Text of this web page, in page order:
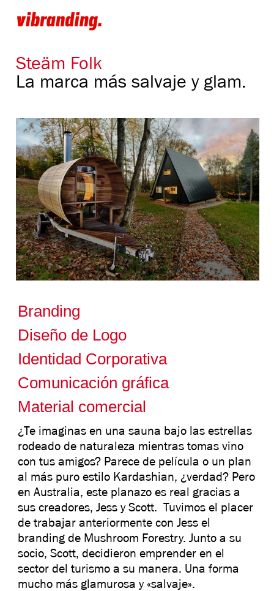
Steäm Folk
La marca más salvaje y glam.
Branding
Diseño de Logo
Identidad Corporativa
Comunicación gráfica
Material comercial
¿Te imaginas en una sauna bajo las estrellas
rodeado de naturaleza mientras tomas vino
con tus amigos? Parece de película o un plan
al más puro estilo Kardashian, ¿verdad? Pero
en Australia, este planazo es real gracias a
sus creadores, Jess y Scott. Tuvimos el placer
de trabajar anteriormente con Jess el
branding de Mushroom Forestry. Junto a su
socio, Scott, decidieron emprender en el
sector del turismo a su manera. Una forma
mucho más glamurosa y «salvaje».